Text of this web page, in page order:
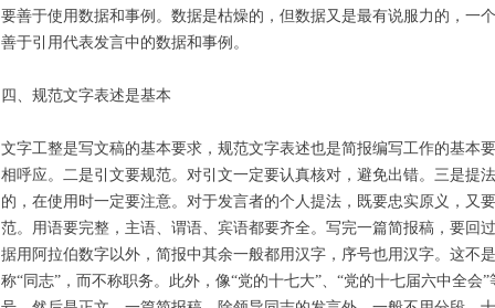
要善于使用数据和事例。数据是枯燥的，但数据又是最有说服力的，一
善于引用代表发言中的数据和事例。
四、规范文字表述是基本
文字工整是写文稿的基本要求，规范文字表述也是简报编写工作的基本
相呼应。二是引文要规范。对引文一定要认真核对，避免出错。三是提
的，在使用时一定要注意。对于发言者的个人提法，既要忠实原义，
范。用语要完整，主语、谓语、宾语都要齐全。写完一篇简报稿，要回
据用阿拉伯数字以外，简报中其余一般都用汉字，序号也用汉字。这不
称“同志”，而不称职务。此外，像“党的十七大”、“党的十七届六中全